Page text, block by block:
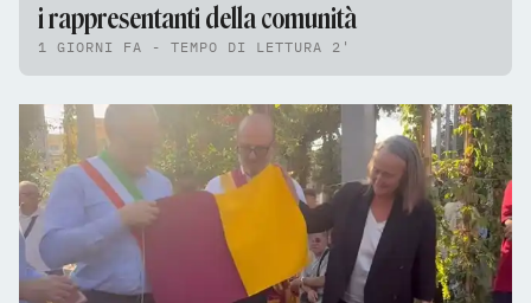
i rappresentanti della comunità
1 GIORNI FA - TEMPO DI LETTURA 2'